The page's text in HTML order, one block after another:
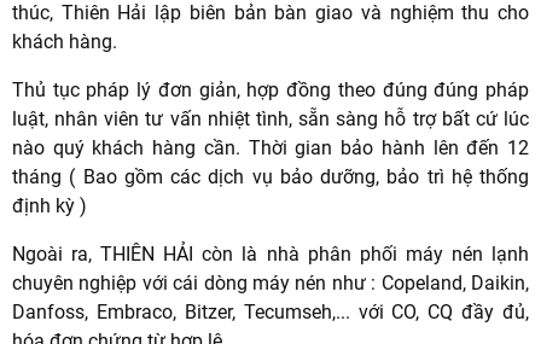
thúc, Thiên Hải lập biên bản bàn giao và nghiệm thu cho
khách hàng.
Thủ tục pháp lý đơn giản, hợp đồng theo đúng đúng pháp
luật, nhân viên tư vấn nhiệt tình, sẵn sàng hỗ trợ bất cứ lúc
nào quý khách hàng cần. Thời gian bảo hành lên đến 12
tháng ( Bao gồm các dịch vụ bảo dưỡng, bảo trì hệ thống
định kỳ )
Ngoài ra, THIÊN HẢI còn là nhà phân phối máy nén lạnh
chuyên nghiệp với cái dòng máy nén như : Copeland, Daikin,
Danfoss, Embraco, Bitzer, Tecumseh,... với CO, CQ đầy đủ,